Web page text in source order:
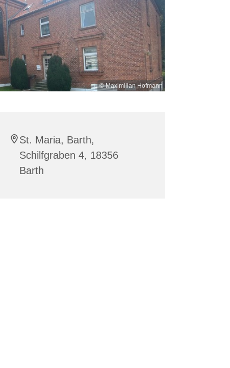
© Maximilian Hofmann
St. Maria, Barth,
Schilfgraben 4, 18356
Barth